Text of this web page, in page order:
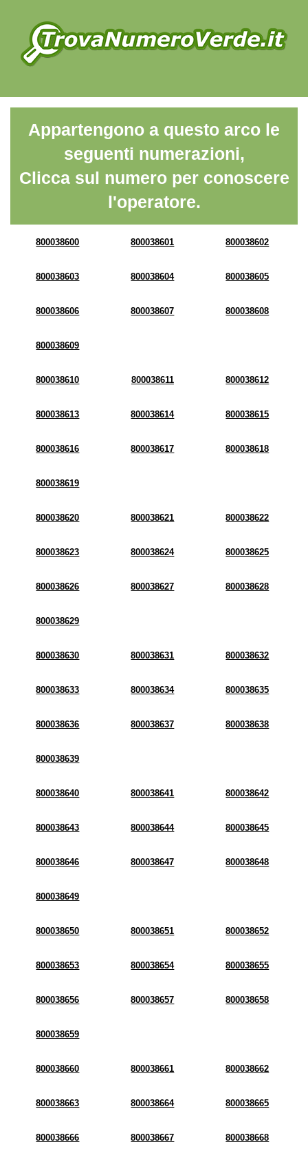
Appartengono a questo arco le
seguenti numerazioni,
Clicca sul numero per conoscere
l'operatore.
800038600 800038601 800038602
800038603 800038604 800038605
800038606 800038607 800038608
800038609
800038610 800038611 800038612
800038613 800038614 800038615
800038616 800038617 800038618
800038619
800038620 800038621 800038622
800038623 800038624 800038625
800038626 800038627 800038628
800038629
800038630 800038631 800038632
800038633 800038634 800038635
800038636 800038637 800038638
800038639
800038640 800038641 800038642
800038643 800038644 800038645
800038646 800038647 800038648
800038649
800038650 800038651 800038652
800038653 800038654 800038655
800038656 800038657 800038658
800038659
800038660 800038661 800038662
800038663 800038664 800038665
800038666 800038667 800038668